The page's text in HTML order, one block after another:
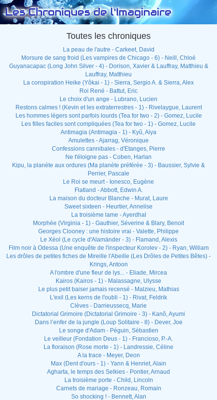
Les Chroniques de l'Imaginaire
Toutes les chroniques
La peau de l'autre - Carkeet, David
Morsure de sang froid (Les vampires de Chicago - 6) - Neill, Chloé
Guyanacapac (Long John Silver - 4) - Dorison, Xavier & Lauffray, Matthieu &
Lauffray, Matthieu
La conspiration Heike (Yôkai - 1) - Sierra, Sergio A. & Sierra, Alex
Roi René - Battut, Eric
Le choix d'un ange - Lubrano, Lucien
Restons calmes ! (Kevin et les extraterrestres - 1) - Rivelaygue, Laurent
Les hommes légers sont parfois lourds (Tea for two - 2) - Gomez, Lucile
Les filles faciles sont compliquées (Tea for two - 1) - Gomez, Lucile
Antimagia (Antimagia - 1) - Kyû, Aiya
Amulettes - Ajarrag, Véronique
Confessions cannibales - d'Etanges, Pierre
Ne t'éloigne pas - Coben, Harlan
Kipu, la planète aux ordures (Ma planète préférée - 3) - Baussier, Sylvie &
Perrier, Pascale
Le Roi se meurt - Ionesco, Eugène
Flatland - Abbott, Edwin A.
La maison du docteur Blanche - Murat, Laure
Sweet sixteen - Heurtier, Annelise
La troisième lame - Ayerdhal
Morphée (Virginia - 1) - Gauthier, Séverine & Blary, Benoit
Georges Clooney : une histoire vrai - Valette, Philippe
Le Xéol (Le cycle d'Alamänder - 3) - Flamand, Alexis
Film noir à Odessa (Une enquête de l'inspecteur Korolev - 2) - Ryan, William
Les drôles de petites fiches de Mireille l'Abeille (Les Drôles de Petites Bêtes) -
Krings, Antoon
A l'ombre d'une fleur de lys... - Eliade, Mircea
Kairos (Kairos - 1) - Malassagne, Ulysse
Le plus petit baiser jamais recensé - Malzieu, Mathias
L'exil (Les kerns de l'oubli - 1) - Rivat, Feldrik
Clèves - Darrieussecq, Marie
Dictatorial Grimoire (Dictatorial Grimoire - 3) - Kanô, Ayumi
Dans l’enfer de la jungle (Loup Solitaire - 8) - Dever, Joe
Le songe d'Adam - Péguin, Sébastien
Le veilleur (Fondation Deus - 1) - Francioso, P.-A.
La floraison (Rose morte - 1) - Landressie, Céline
A la trace - Meyer, Deon
Max (Dent d'ours - 1) - Yann & Henriet, Alain
Agharta, le temps des Selkies - Pontier, Arnaud
La troisième porte - Child, Lincoln
Carnets de mariage - Ronzeau, Romain
So shocking ! - Bennett, Alan